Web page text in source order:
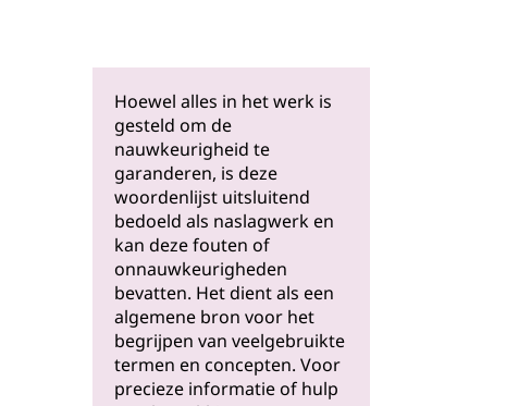
Hoewel alles in het werk is
gesteld om de
nauwkeurigheid te
garanderen, is deze
woordenlijst uitsluitend
bedoeld als naslagwerk en
kan deze fouten of
onnauwkeurigheden
bevatten. Het dient als een
algemene bron voor het
begrijpen van veelgebruikte
termen en concepten. Voor
precieze informatie of hulp